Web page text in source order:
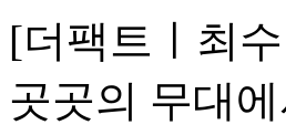
[더팩트ㅣ최
곳곳의 무대